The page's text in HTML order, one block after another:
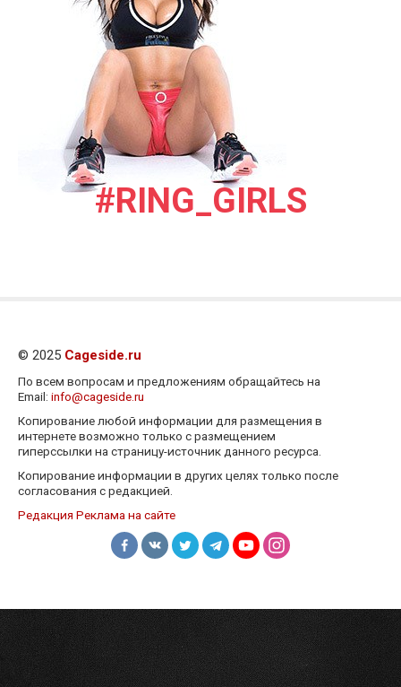
#RING_GIRLS
© 2025 Cageside.ru
По всем вопросам и предложениям обращайтесь на
Email: info@cageside.ru
Копирование любой информации для размещения в
интернете возможно только с размещением
гиперссылки на страницу-источник данного ресурса.
Копирование информации в других целях только после
согласования с редакцией.
Редакция Реклама на сайте